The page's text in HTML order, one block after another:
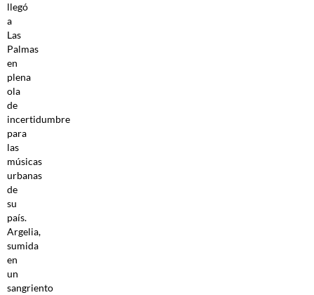
llegó
a
Las
Palmas
en
plena
ola
de
incertidumbre
para
las
músicas
urbanas
de
su
país.
Argelia,
sumida
en
un
sangriento